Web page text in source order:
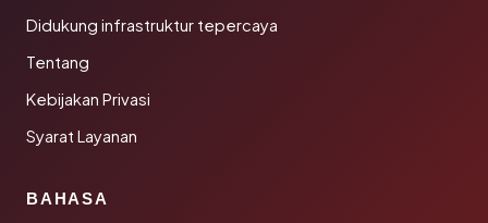
Didukung infrastruktur tepercaya
Tentang
Kebijakan Privasi
Syarat Layanan
BAHASA